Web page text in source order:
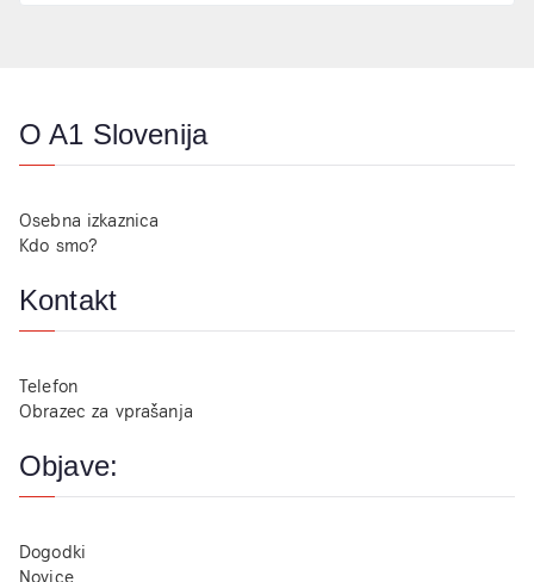
O A1 Slovenija
Osebna izkaznica
Kdo smo?
Kontakt
Telefon
Obrazec za vprašanja
Objave:
Dogodki
Novice